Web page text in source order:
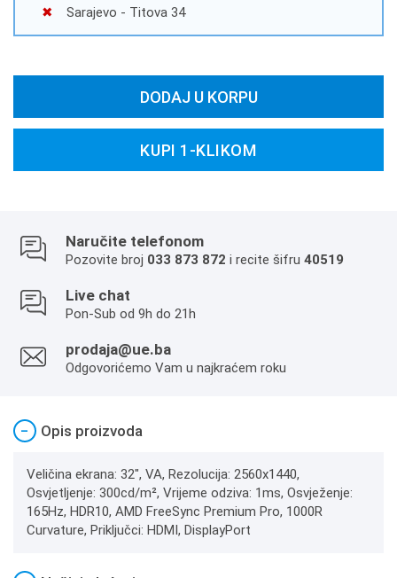
Sarajevo - Titova 34
DODAJ U KORPU
KUPI 1-KLIKOM
Naručite telefonom
Pozovite broj 033 873 872 i recite šifru 40519
Live chat
Pon-Sub od 9h do 21h
prodaja@ue.ba
Odgovorićemo Vam u najkraćem roku
− Opis proizvoda
Veličina ekrana: 32", VA, Rezolucija: 2560x1440,
Osvjetljenje: 300cd/m², Vrijeme odziva: 1ms, Osvježenje:
165Hz, HDR10, AMD FreeSync Premium Pro, 1000R
Curvature, Priključci: HDMI, DisplayPort